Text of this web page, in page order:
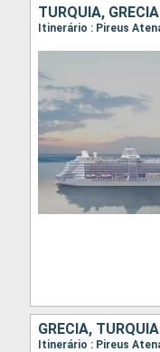
TURQUIA, GRÉCIA
GRÉCIA, TURQUIA